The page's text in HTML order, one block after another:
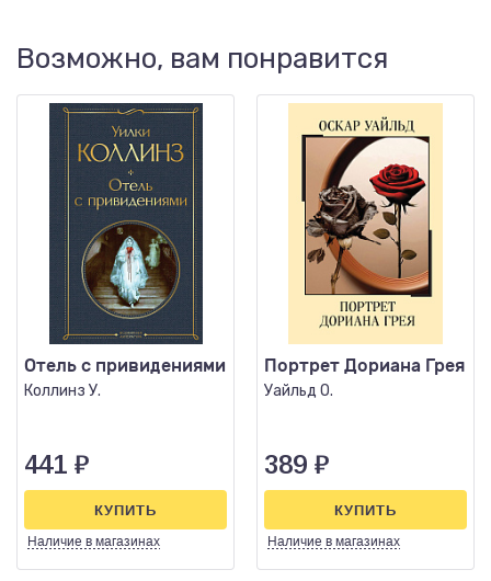
Возможно, вам понравится
Отель с привидениями
Коллинз У.
441 ₽
Наличие в магазинах
КУПИТЬ
Портрет Дориана Грея
Уайльд О.
389 ₽
Наличие в магазинах
КУПИТЬ